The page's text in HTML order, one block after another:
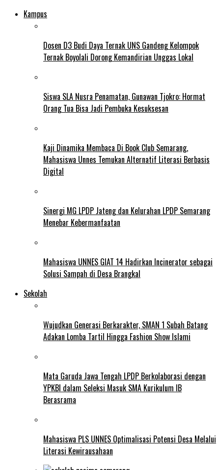
Kampus
Dosen D3 Budi Daya Ternak UNS Gandeng Kelompok
Ternak Boyolali Dorong Kemandirian Unggas Lokal
Siswa SLA Nusra Penamatan, Gunawan Tjokro: Hormat
Orang Tua Bisa Jadi Pembuka Kesuksesan
Kaji Dinamika Membaca Di Book Club Semarang,
Mahasiswa Unnes Temukan Alternatif Literasi Berbasis
Digital
Sinergi MG LPDP Jateng dan Kelurahan LPDP Semarang
Menebar Kebermanfaatan
Mahasiswa UNNES GIAT 14 Hadirkan Incinerator sebagai
Solusi Sampah di Desa Brangkal
Sekolah
Wujudkan Generasi Berkarakter, SMAN 1 Subah Batang
Adakan Lomba Tartil Hingga Fashion Show Islami
Mata Garuda Jawa Tengah LPDP Berkolaborasi dengan
YPKBI dalam Seleksi Masuk SMA Kurikulum IB
Berasrama
Mahasiswa PLS UNNES Optimalisasi Potensi Desa Melalui
Literasi Kewirausahaan